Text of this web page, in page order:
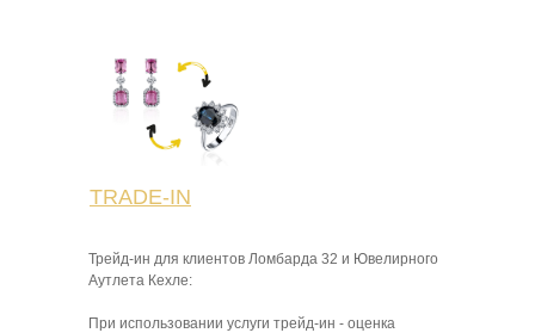
TRADE-IN
Трейд-ин для клиентов Ломбарда 32 и Ювелирного
Аутлета Кехле:
При использовании услуги трейд-ин - оценка